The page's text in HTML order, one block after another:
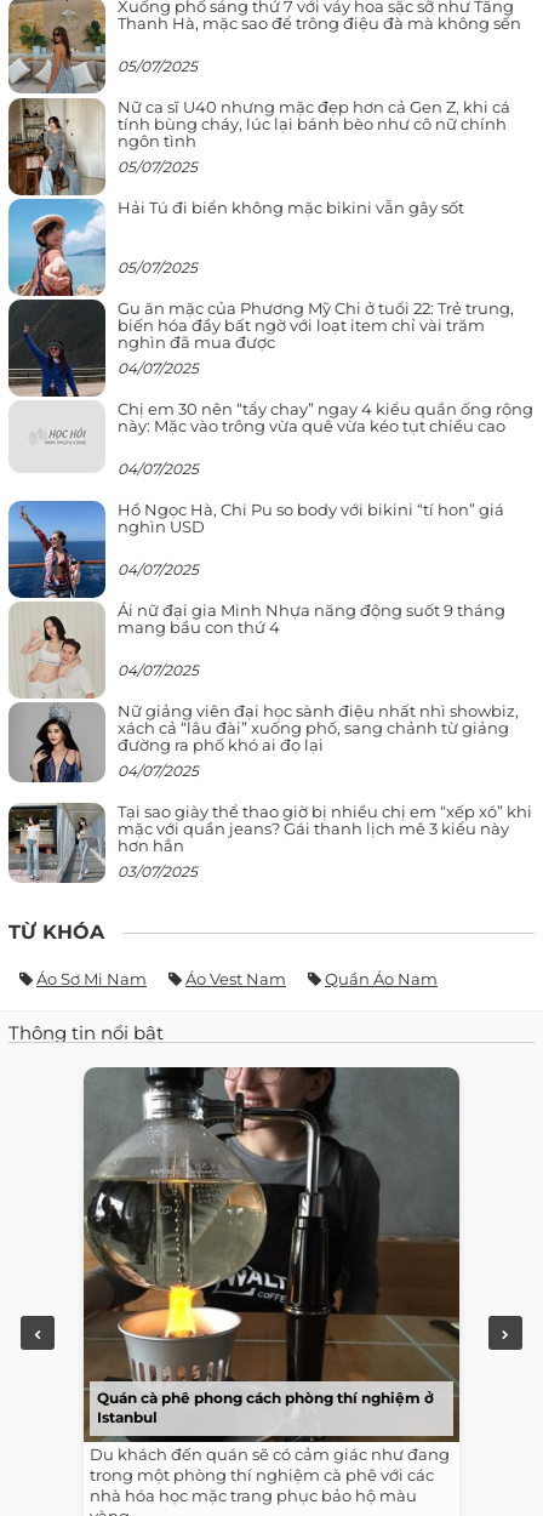
Xuống phố sáng thứ 7 với váy hoa sặc sỡ như Tăng
Thanh Hà, mặc sao để trông điệu đà mà không sến
05/07/2025
Nữ ca sĩ U40 nhưng mặc đẹp hơn cả Gen Z, khi cá
tính bùng cháy, lúc lại bánh bèo như cô nữ chính
ngôn tình
05/07/2025
Hải Tú đi biển không mặc bikini vẫn gây sốt
05/07/2025
Gu ăn mặc của Phương Mỹ Chi ở tuổi 22: Trẻ trung,
biến hóa đầy bất ngờ với loạt item chỉ vài trăm
nghìn đã mua được
04/07/2025
Chị em 30 nên “tẩy chay” ngay 4 kiểu quần ống rộng
này: Mặc vào trông vừa quê vừa kéo tụt chiều cao
04/07/2025
Hồ Ngọc Hà, Chi Pu so body với bikini “tí hon” giá
nghìn USD
04/07/2025
Ái nữ đại gia Minh Nhựa năng động suốt 9 tháng
mang bầu con thứ 4
04/07/2025
Nữ giảng viên đại học sành điệu nhất nhì showbiz,
xách cả “lâu đài” xuống phố, sang chảnh từ giảng
đường ra phố khó ai đọ lại
04/07/2025
Tại sao giày thể thao giờ bị nhiều chị em “xếp xó” khi
mặc với quần jeans? Gái thanh lịch mê 3 kiểu này
hơn hẳn
03/07/2025
TỪ KHÓA
Áo Sơ Mi Nam Áo Vest Nam Quần Áo Nam
Thông tin nổi bật
Quán cà phê phong cách phòng thí nghiệm ở
Istanbul
Du khách đến quán sẽ có cảm giác như đang
trong một phòng thí nghiệm cà phê với các
nhà hóa học mặc trang phục bảo hộ màu